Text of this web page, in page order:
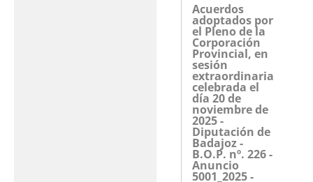
Acuerdos
adoptados por
el Pleno de la
Corporación
Provincial, en
sesión
extraordinaria
celebrada el
día 20 de
noviembre de
2025 -
Diputación de
Badajoz -
B.O.P. nº. 226 -
Anuncio
5001_2025 -